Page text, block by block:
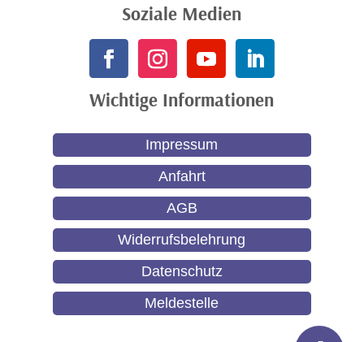
Soziale Medien
Wichtige Informationen
Impressum
Anfahrt
AGB
Widerrufsbelehrung
Datenschutz
Meldestelle